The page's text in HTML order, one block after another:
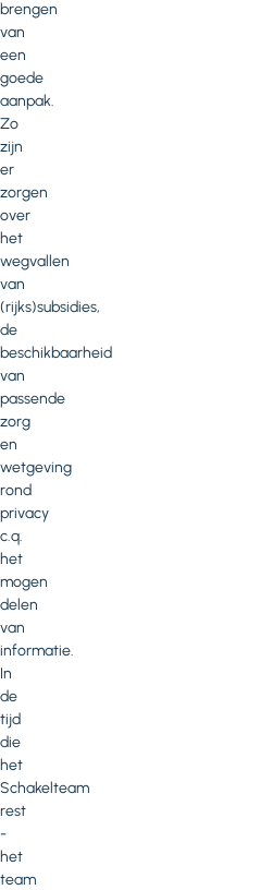
brengen
van
een
goede
aanpak.
Zo
zijn
er
zorgen
over
het
wegvallen
van
(rijks)subsidies,
de
beschikbaarheid
van
passende
zorg
en
wetgeving
rond
privacy
c.q.
het
mogen
delen
van
informatie.
In
de
tijd
die
het
Schakelteam
rest
-
het
team